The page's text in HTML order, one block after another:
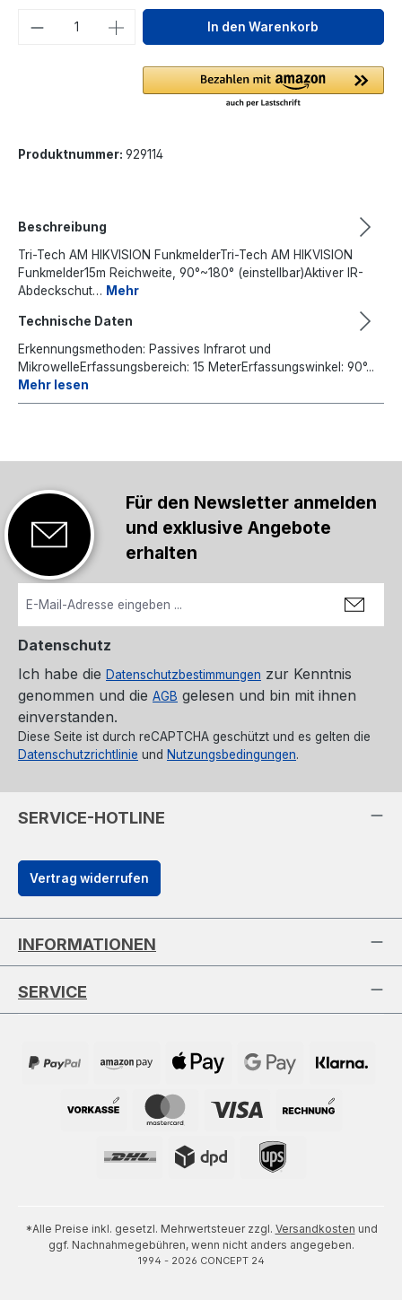
Produkt Anzahl: Gib denIn den Warenkorb
Produktnummer: 929114
Beschreibung
Tri-Tech AM HIKVISION FunkmelderTri-Tech AM HIKVISION
Funkmelder15m Reichweite, 90°~180° (einstellbar)Aktiver IR-
Abdeckschut… Mehr
Technische Daten
Erkennungsmethoden: Passives Infrarot und
MikrowelleErfassungsbereich: 15 MeterErfassungswinkel: 90°...
Mehr lesen
Für den Newsletter anmelden
und exklusive Angebote
erhalten
Datenschutz
Ich habe die Datenschutzbestimmungen zur Kenntnis
genommen und die AGB gelesen und bin mit ihnen
einverstanden.
Diese Seite ist durch reCAPTCHA geschützt und es gelten die
Datenschutzrichtlinie und Nutzungsbedingungen.
SERVICE-HOTLINE
Vertrag widerrufen
INFORMATIONEN
SERVICE
*Alle Preise inkl. gesetzl. Mehrwertsteuer zzgl. Versandkosten und
ggf. Nachnahmegebühren, wenn nicht anders angegeben.
1994 - 2026 CONCEPT 24